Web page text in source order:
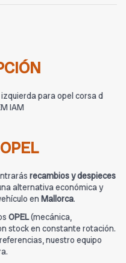
para opel corsa d
IAM
recambios y despieces
alternativa económica y
en Mallorca.
OPEL(mecánica,
stock en constante rotación.
nuestro equipo